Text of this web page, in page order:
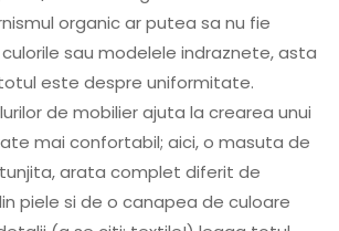
organic ar putea sa nu fie
sau modelele indraznete, asta
este despre uniformitate.
de mobilier ajuta la crearea unui
mai confortabil; aici, o masuta de
arata complet diferit de
piele si de o canapea de culoare